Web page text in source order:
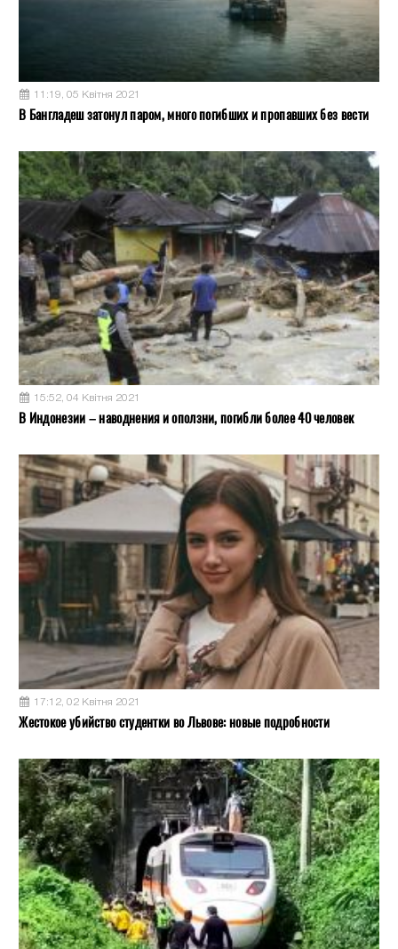
11:19, 05 Квітня 2021
В Бангладеш затонул паром, много погибших и пропавших без вести
15:52, 04 Квітня 2021
В Индонезии – наводнения и оползни, погибли более 40 человек
17:12, 02 Квітня 2021
Жестокое убийство студентки во Львове: новые подробности